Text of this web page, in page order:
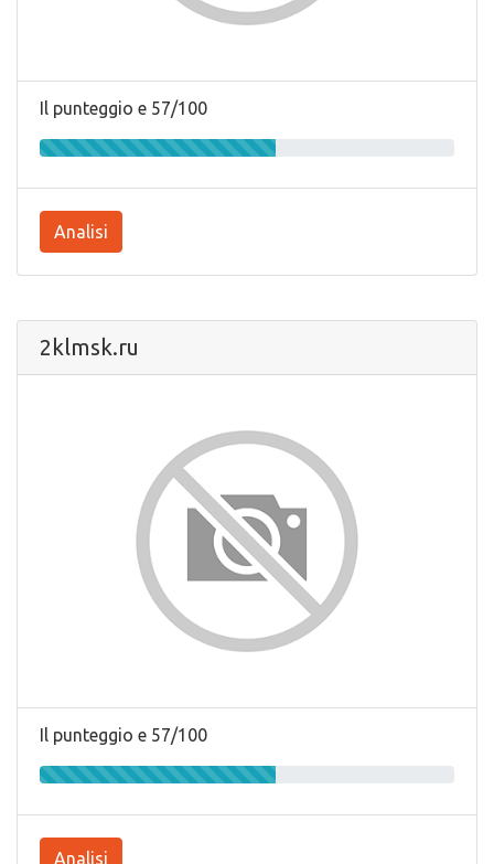
Il punteggio e 57/100
Analisi
2klmsk.ru
Il punteggio e 57/100
Analisi